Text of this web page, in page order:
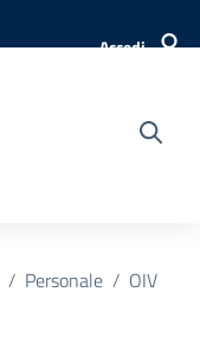
Accedi
Personale OIV